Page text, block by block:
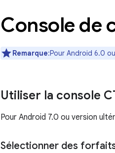
Console de
Remarque:Pour Android 6.0
Utiliser la console
Pour Android 7.0 ou version
Sélectionner des